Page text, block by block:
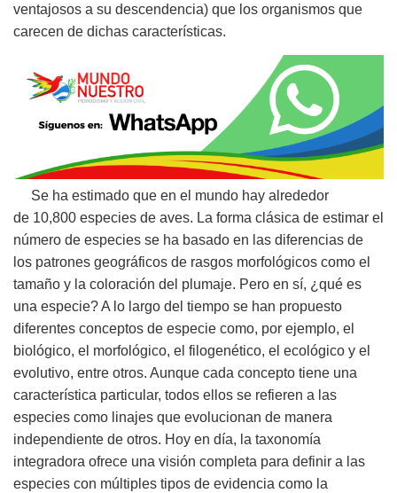
ventajosos a su descendencia) que los organismos que
carecen de dichas características.
Se ha estimado que en el mundo hay alrededor
de 10,800 especies de aves. La forma clásica de estimar el
número de especies se ha basado en las diferencias de
los patrones geográficos de rasgos morfológicos como el
tamaño y la coloración del plumaje. Pero en sí, ¿qué es
una especie? A lo largo del tiempo se han propuesto
diferentes conceptos de especie como, por ejemplo, el
biológico, el morfológico, el filogenético, el ecológico y el
evolutivo, entre otros. Aunque cada concepto tiene una
característica particular, todos ellos se refieren a las
especies como linajes que evolucionan de manera
independiente de otros. Hoy en día, la taxonomía
integradora ofrece una visión completa para definir a las
especies con múltiples tipos de evidencia como la